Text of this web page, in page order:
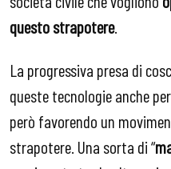
questo strapotere.
La progressiva presa di
queste tecnologie anche
però favorendo un
strapotere. Una sorta di “